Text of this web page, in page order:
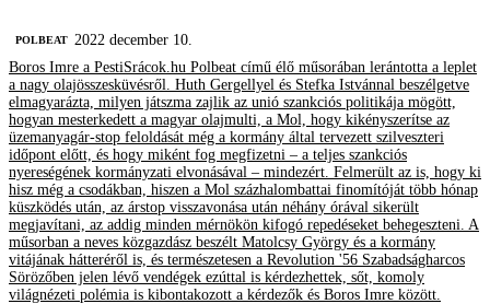
‎POLBEAT
2022 december 10.
Boros Imre a PestiSrácok.hu Polbeat című élő műsorában lerántotta a leplet
a nagy olajösszesküvésről. Huth Gergellyel és Stefka Istvánnal beszélgetve
elmagyarázta, milyen játszma zajlik az unió szankciós politikája mögött,
hogyan mesterkedett a magyar olajmulti, a Mol, hogy kikényszerítse az
üzemanyagár-stop feloldását még a kormány által tervezett szilveszteri
időpont előtt, és hogy miként fog megfizetni – a teljes szankciós
nyereségének kormányzati elvonásával – mindezért. Felmerült az is, hogy ki
hisz még a csodákban, hiszen a Mol százhalombattai finomítóját több hónap
küszködés után, az árstop visszavonása után néhány órával sikerült
megjavítani, az addig minden mérnökön kifogó repedéseket behegeszteni. A
műsorban a neves közgazdász beszélt Matolcsy György és a kormány
vitájának hátteréről is, és természetesen a Revolution '56 Szabadságharcos
Sörözőben jelen lévő vendégek ezúttal is kérdezhettek, sőt, komoly
világnézeti polémia is kibontakozott a kérdezők és Boros Imre között.